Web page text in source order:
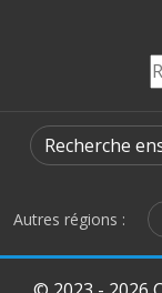
Recherche
Autres régions :